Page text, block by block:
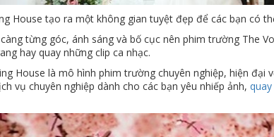
House tạo ra một không gian tuyệt đẹp để các bạn có
từng góc, ánh sáng và bố cục nên phim trường The
hay quay những clip ca nhạc.
House là mô hình phim trường chuyên nghiệp, hiện
vụ chuyên nghiệp dành cho các bạn yêu nhiếp ảnh,